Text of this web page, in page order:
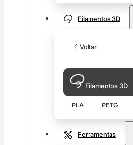
Filamentos 3D
Voltar
Filamentos 3D
PLA PETG
Ferramentas